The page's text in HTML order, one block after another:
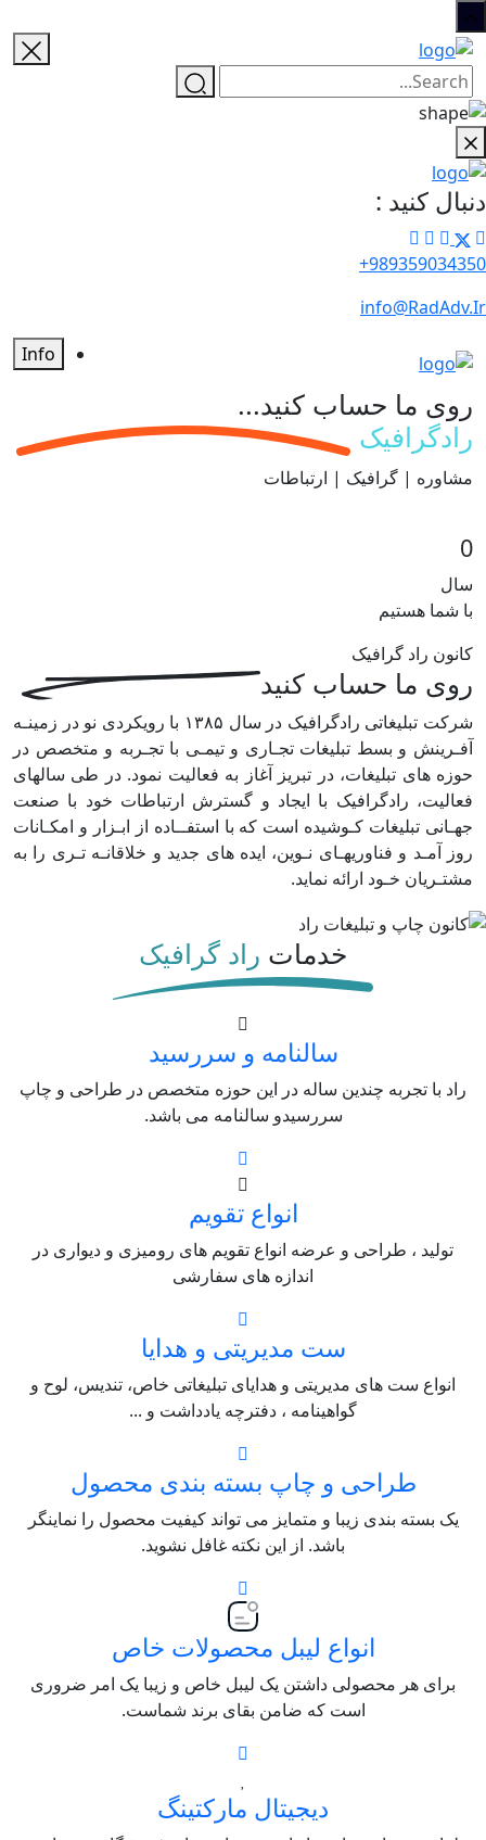
دنبال کنید :
989359034350+
info@RadAdv.Ir
Info
روی ما حساب کنید...
رادگرافیک
مشاوره | گرافیک | ارتباطات
0
سال
با شما هستیم
کانون راد گرافیک
روی ما حساب کنید
شرکت تبلیغاتی رادگرافیک در سال ۱۳۸۵ با رویکردی نو در زمینـه
آفـرینش و بسط تبلیغات تجـاری و تیمـی با تجـربه و متخصص در
حوزه های تبلیغات، در تبریز آغاز به فعالیت نمود. در طی سالهای
فعالیت، رادگرافیک با ایجاد و گسترش ارتباطات خود با صنعت
جهـانی تبلیغات کـوشیده است که با استفــاده از ابـزار و امکـانات
روز آمـد و فناوریهـای نـوین، ایده های جدید و خلاقانـه تـری را به
مشتـریان خـود ارائه نماید.
خدمات راد گرافیک
سالنامه و سررسید
راد با تجربه چندین ساله در این حوزه متخصص در طراحی و چاپ
سررسیدو سالنامه می باشد.
انواع تقویم
تولید ، طراحی و عرضه انواع تقویم های رومیزی و دیواری در
اندازه های سفارشی
ست مدیریتی و هدایا
انواع ست های مدیریتی و هدایای تبلیغاتی خاص، تندیس، لوح و
گواهینامه ، دفترچه یادداشت و ...
طراحی و چاپ بسته بندی محصول
یک بسته بندی زیبا و متمایز می تواند کیفیت محصول را نماینگر
باشد. از این نکته غافل نشوید.
انواع لیبل محصولات خاص
برای هر محصولی داشتن یک لیبل خاص و زیبا یک امر ضروری
است که ضامن بقای برند شماست.
دیجیتال مارکتینگ